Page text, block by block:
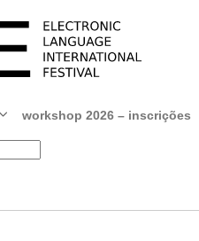
Abrir
menu
workshop 2026 – inscrições